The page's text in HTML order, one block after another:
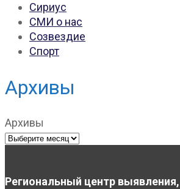
Сириус
СМИ о нас
Созвездие
Спорт
Архивы
Архивы
Региональный центр